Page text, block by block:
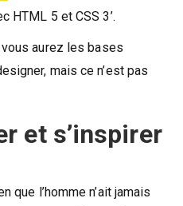
HTML 5 et CSS 3’.
aurez les bases
mais ce n’est pas
et s’inspirer
que l’homme n’ait jamais